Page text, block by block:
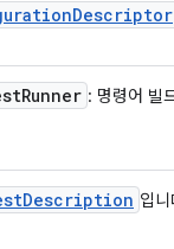
Descriptor
Runner : 명령어 빌
Description 입